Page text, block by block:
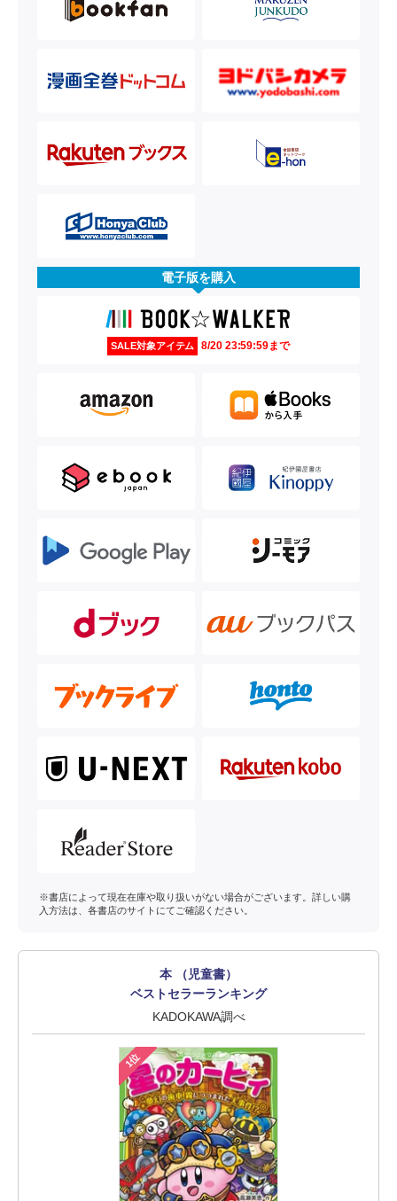
電子版を購入
SALE対象アイテム 8/20 23:59:59まで
※書店によって現在在庫や取り扱いがない場合がございます。詳しい購
入方法は、各書店のサイトにてご確認ください。
本 （児童書）
ベストセラーランキング
KADOKAWA調べ
1位